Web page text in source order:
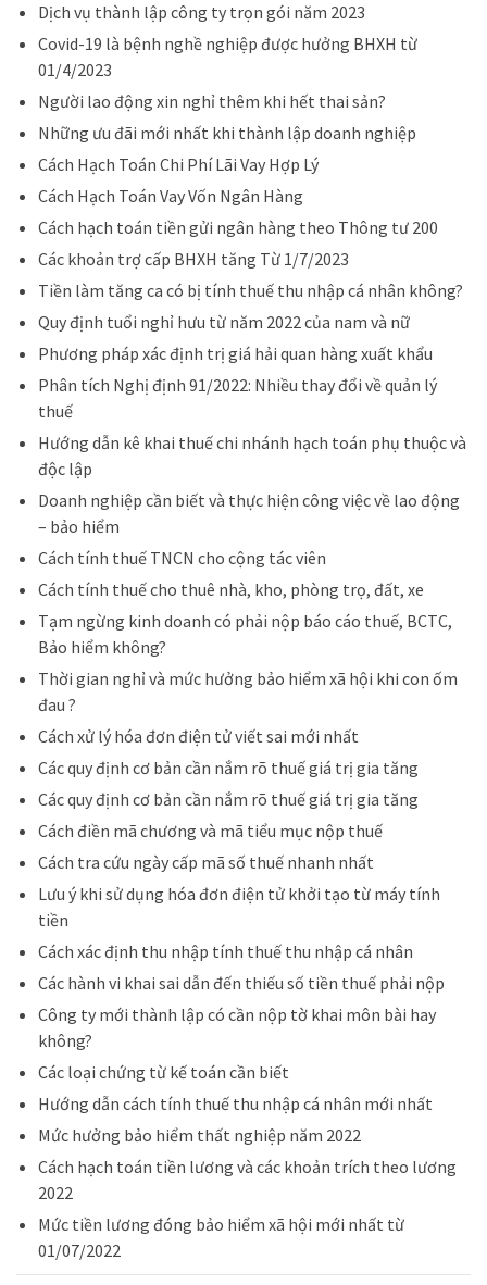
Dịch vụ thành lập công ty trọn gói năm 2023
Covid-19 là bệnh nghề nghiệp được hưởng BHXH từ
01/4/2023
Người lao động xin nghỉ thêm khi hết thai sản?
Những ưu đãi mới nhất khi thành lập doanh nghiệp
Cách Hạch Toán Chi Phí Lãi Vay Hợp Lý
Cách Hạch Toán Vay Vốn Ngân Hàng
Cách hạch toán tiền gửi ngân hàng theo Thông tư 200
Các khoản trợ cấp BHXH tăng Từ 1/7/2023
Tiền làm tăng ca có bị tính thuế thu nhập cá nhân không?
Quy định tuổi nghỉ hưu từ năm 2022 của nam và nữ
Phương pháp xác định trị giá hải quan hàng xuất khẩu
Phân tích Nghị định 91/2022: Nhiều thay đổi về quản lý
thuế
Hướng dẫn kê khai thuế chi nhánh hạch toán phụ thuộc và
độc lập
Doanh nghiệp cần biết và thực hiện công việc về lao động
– bảo hiểm
Cách tính thuế TNCN cho cộng tác viên
Cách tính thuế cho thuê nhà, kho, phòng trọ, đất, xe
Tạm ngừng kinh doanh có phải nộp báo cáo thuế, BCTC,
Bảo hiểm không?
Thời gian nghỉ và mức hưởng bảo hiểm xã hội khi con ốm
đau ?
Cách xử lý hóa đơn điện tử viết sai mới nhất
Các quy định cơ bản cần nắm rõ thuế giá trị gia tăng
Các quy định cơ bản cần nắm rõ thuế giá trị gia tăng
Cách điền mã chương và mã tiểu mục nộp thuế
Cách tra cứu ngày cấp mã số thuế nhanh nhất
Lưu ý khi sử dụng hóa đơn điện tử khởi tạo từ máy tính
tiền
Cách xác định thu nhập tính thuế thu nhập cá nhân
Các hành vi khai sai dẫn đến thiếu số tiền thuế phải nộp
Công ty mới thành lập có cần nộp tờ khai môn bài hay
không?
Các loại chứng từ kế toán cần biết
Hướng dẫn cách tính thuế thu nhập cá nhân mới nhất
Mức hưởng bảo hiểm thất nghiệp năm 2022
Cách hạch toán tiền lương và các khoản trích theo lương
2022
Mức tiền lương đóng bảo hiểm xã hội mới nhất từ
01/07/2022